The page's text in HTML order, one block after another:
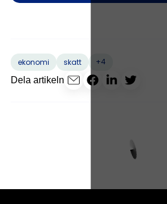
ekonomi skatt
+4
Dela artikeln